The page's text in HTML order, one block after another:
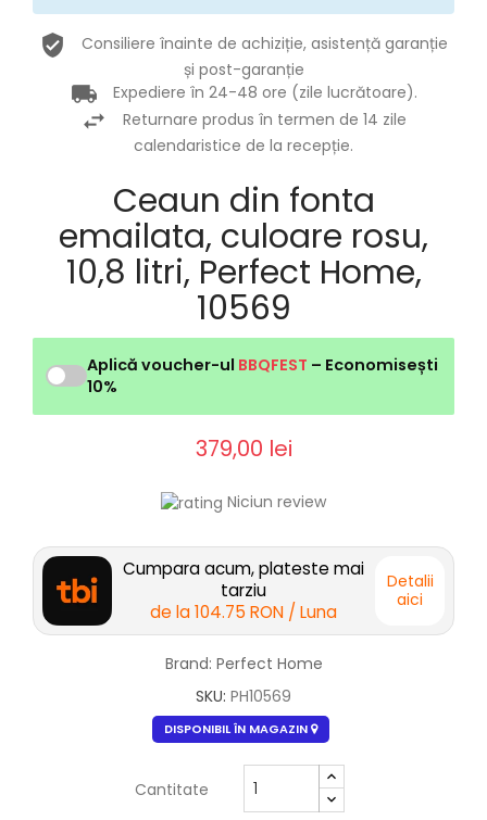
Consiliere înainte de achiziție, asistență garanție
și post-garanție
Expediere în 24-48 ore (zile lucrătoare).
Returnare produs în termen de 14 zile
calendaristice de la recepție.
Ceaun din fonta
emailata, culoare rosu,
10,8 litri, Perfect Home,
10569
Aplică voucher-ul BBQFEST – Economisești
10%
379,00 lei
Niciun review
Cumpara acum, plateste mai
tarziu
de la104.75 RON / Luna
Detalii
aici
Brand: Perfect Home
SKU: PH10569
DISPONIBIL ÎN MAGAZIN
Cantitate